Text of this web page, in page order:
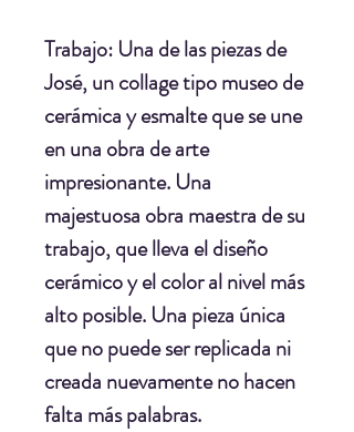
Trabajo: Una de las piezas de
José, un collage tipo museo de
cerámica y esmalte que se une
en una obra de arte
impresionante. Una
majestuosa obra maestra de su
trabajo, que lleva el diseño
cerámico y el color al nivel más
alto posible. Una pieza única
que no puede ser replicada ni
creada nuevamente no hacen
falta más palabras.